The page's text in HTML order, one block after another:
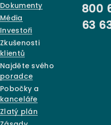
Dokumenty
Média
Investoři
Zkušenosti
klientů
Najděte svého
poradce
Pobočky a
kanceláře
Zlatý plán
800
63